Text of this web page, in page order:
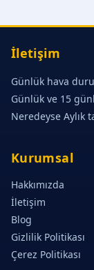
İletişim
Günlük hava
Günlük ve 15
Neredeyse Aylık
Kurumsal
Hakkımızda
İletişim
Blog
Gizlilik Politikası
Çerez Politikası